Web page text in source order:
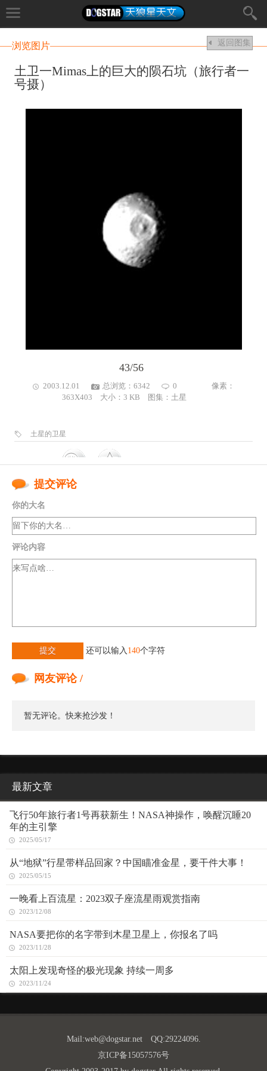
浏览图片 返回图集
土卫一Mimas上的巨大的陨石坑（旅行者一
号摄）
43/56
2003.12.01 总浏览：6342 0
像素：
363X403 大小：3 KB 图集： 土星
土星的卫星
提交评论
你的大名
评论内容
提交 还可以输入 140个字符
网友评论 /
暂无评论。快来抢沙发！
最新文章
飞行50年旅行者1号再获新生！NASA神操作，唤醒沉睡20
年的主引擎
2025/05/17
从“地狱”行星带样品回家？中国瞄准金星，要干件大事！
2025/05/15
一晚看上百流星：2023双子座流星雨观赏指南
2023/12/08
NASA要把你的名字带到木星卫星上，你报名了吗
2023/11/28
太阳上发现奇怪的极光现象 持续一周多
2023/11/24
Mail:web@dogstar.netQQ:29224096.
京ICP备15057576号